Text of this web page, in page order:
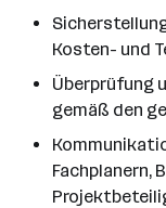
Kosten- und
Überprüfung
gemäß den
Fachplanern,